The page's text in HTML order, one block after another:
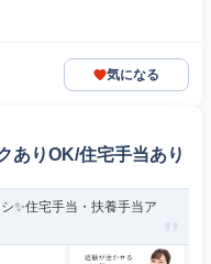
気になる
ありOK/住宅手当あり
✨住宅手当・扶養手当ア